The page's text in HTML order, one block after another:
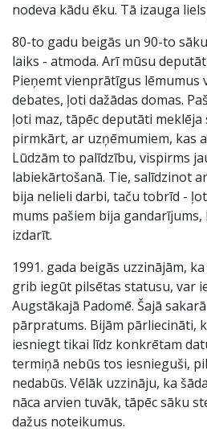
nodeva kādu ēku. Tā izauga
80-to gadu beigās un 90-to
laiks - atmoda. Arī mūsu
Pieņemt vienprātīgus lēmumus
debates, ļoti dažādas domas.
ļoti maz, tāpēc deputāti meklēja
pirmkārt, ar uzņēmumiem, kas
Lūdzām to palīdzību, vispirms
labiekārtošanā. Tie, salīdzinot
bija nelieli darbi, taču tobrīd -
mums pašiem bija
izdarīt.
1991. gada beigās uzzinājām,
grib iegūt pilsētas statusu, var
Augstākajā Padomē. Šajā
pārpratums. Bijām pārliecināti,
iesniegt tikai līdz konkrētam
termiņā nebūs tos iesnieguši,
nedabūs. Vēlāk uzzināju, ka
nāca arvien tuvāk, tāpēc sāku
dažus noteikumus.